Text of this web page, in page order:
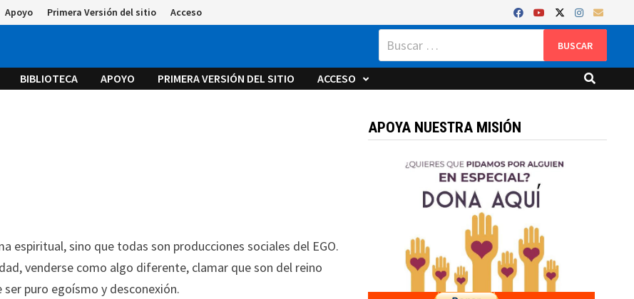
Apoyo Primera Versión del sitio Acceso
Buscar:
BIBLIOTECA APOYO PRIMERA VERSIÓN DEL SITIO ACCESO
espiritual, sino que todas son producciones sociales del EGO.
venderse como algo diferente, clamar que son del reino
puro egoísmo y desconexión.
APOYA NUESTRA MISIÓN